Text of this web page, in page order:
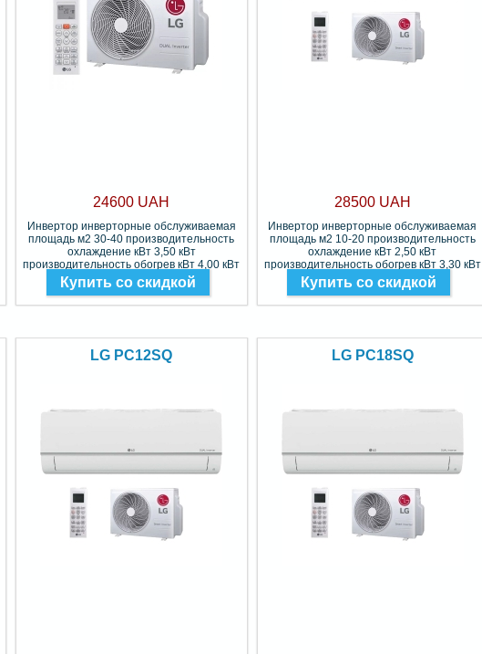
24600 UAH
Инвертор инверторные обслуживаемая
площадь м2 30-40 производительность
охлаждение кВт 3,50 кВт
производительность обогрев кВт 4,00 кВт
Фреон R32
Купить со скидкой
28500 UAH
Инвертор инверторные обслуживаемая
площадь м2 10-20 производительность
охлаждение кВт 2,50 кВт
производительность обогрев кВт 3,30 кВт
Фреон R-32
Купить со скидкой
LG PC12SQ LG PC18SQ